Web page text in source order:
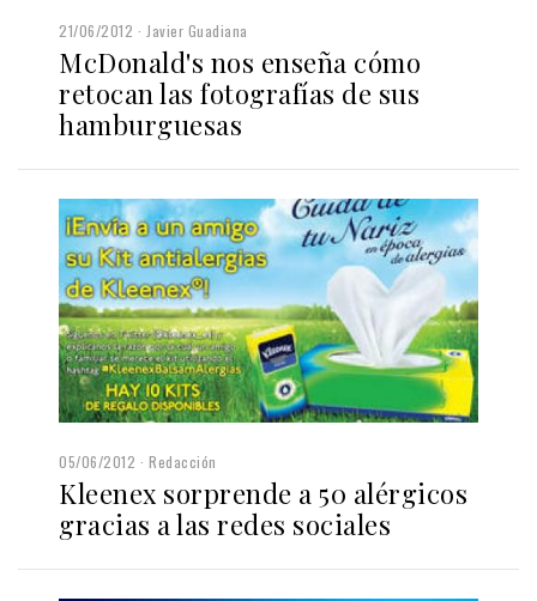
21/06/2012 Javier Guadiana
McDonald's nos enseña cómo
retocan las fotografías de sus
hamburguesas
05/06/2012 Redacción
Kleenex sorprende a 50 alérgicos
gracias a las redes sociales